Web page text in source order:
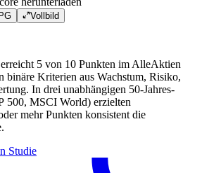
Vollbild
erreicht 5 von 10 Punkten im AlleAktien
binäre Kriterien aus Wachstum, Risiko,
In drei unabhängigen 50-Jahres-
500, MSCI World) erzielten
mehr Punkten konsistent die
Studie